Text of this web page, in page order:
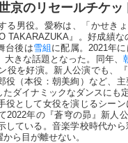
京のリセールチケッ
る男役。愛称は、「かせき
TAKARAZUKA』。好成績
台後は雪組 に配属。2021年
きな話題となった。同年、
役を好演。新人公演でも、
役（本役：朝美絢）など、
ダイナミックなダンスにも
役として女役を演じるシー
2022年の『蒼穹の昴』新人
している。音楽学校時代か
ら目が離せない。